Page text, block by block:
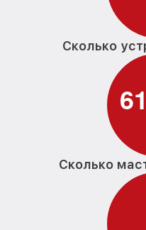
Сколько
61
Сколько